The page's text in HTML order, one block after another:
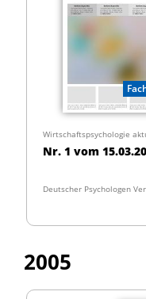
Wirtschaftspsychologie
Nr. 1 vom
Deutscher Psychologen
2005